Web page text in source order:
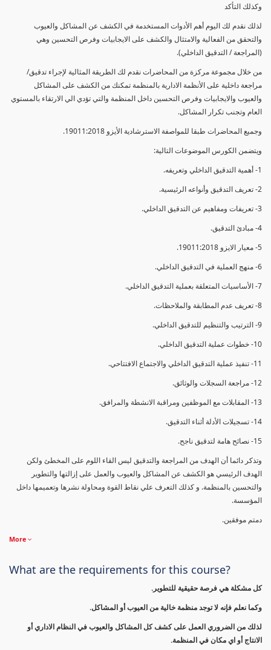
وكذلك التأكد
لذلك نقدم لك اليوم أهم الأدوات المستخدمة في الكشف عن المشاكل والعيوب
والتحقق من الفعالية والامتثال والكشف على الايجابيات وفرص التحسين وهي
(المراجعة / التدقيق الداخلي).
من خلال مجموعة مركزة من المحاضرات نقدم لك الطريقة المثالية لإجراء تدقيق/
مراجعة داخلية على الأنظمة الادارية بالمنظمة تمكنك من الكشف على المشاكل
والعيوب والايجابيات وفرص التحسين داخل المنظمة والتي تؤدي الي الارتقاء بالمستوي
العام وتجنب تكرار المشاكل.
وجميع المحاضرات طبقا للمواصفة الاسترشادية الأيزو 19011:2018.
ويتضمن الكورس الموضوعات التالية:
1- أهمية التدقيق الداخلي وتعريفه.
2- تعريف التدقيق وأنواعه الرئيسية.
3- تعريفات ومفاهيم عن التدقيق الداخلي.
4- مبادئ التدقيق.
5- معيار الايزو 19011:2018.
6- منهج العملية في التدقيق الداخلي.
7- الأساسيات المتعلقة بعملية التدقيق الداخلي.
8- تعريف عدم المطابقة والملاحظات.
9- الترتيب والتنظيم للتدقيق الداخلي.
10- خطوات عملية التدقيق الداخلي.
11- تنفيذ عملية التدقيق الداخلي والاجتماع الافتتاحي.
12- مراجعة السجلات والوثائق.
13- المقابلات مع الموظفين ومراقبة الانشطة والمرافق.
14- تسجيلات الأدلة أثناء التدقيق.
15- نصائح هامة لتدقيق ناجح.
وتذكر دائما أن الهدف من المراجعة والتدقيق ليس القاء اللوم على المخطئ ولكن
الهدف الرئيسي هو الكشف عن المشاكل والعيوب والعمل على إزالتها والتطوير
والتحسين بالمنظمة. و كذلك التعرف علي نقاط القوة ومحاولة نشرها وتعميمها داخل
المؤسسة.
دمتم موفقين.
More
What are the requirements for this course?
كل مشكلة هي فرصة حقيقية للتطوير.
وكما نعلم فإنه لا توجد منظمة خالية من العيوب أو المشاكل.
لذلك من الضروري العمل على كشف كل المشاكل والعيوب في النظام الاداري أو
الانتاج أو اي مكان في المنظمة.